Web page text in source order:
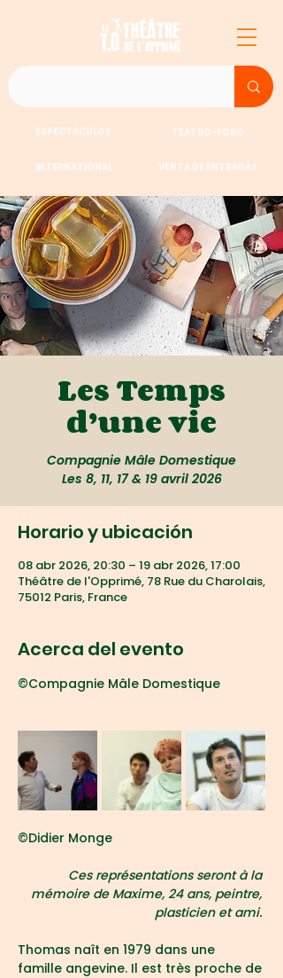
ESPECTÁCULOS TEATRO-FORO
INTERNATIONAL VENTA DE ENTRADAS
Les Temps
d’une vie
Compagnie Mâle Domestique
Les 8, 11, 17 & 19 avril 2026
Horario y ubicación
08 abr 2026, 20:30 – 19 abr 2026, 17:00
Théâtre de l'Opprimé, 78 Rue du Charolais,
75012 Paris, France
Acerca del evento
©Compagnie Mâle Domestique
©Didier Monge
Ces représentations seront à la
mémoire de Maxime, 24 ans, peintre,
plasticien et ami.
Thomas naît en 1979 dans une
famille angevine. Il est très proche de